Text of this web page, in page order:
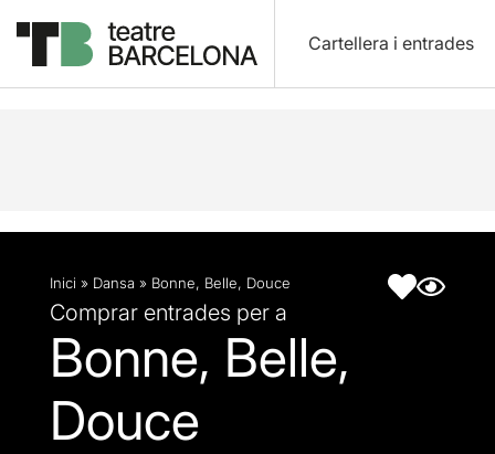
Cartellera i entrades
Descripció Fitxa artística
Inici » Dansa » Bonne, Belle, Douce
Comprar entrades per a
Bonne, Belle,
Douce